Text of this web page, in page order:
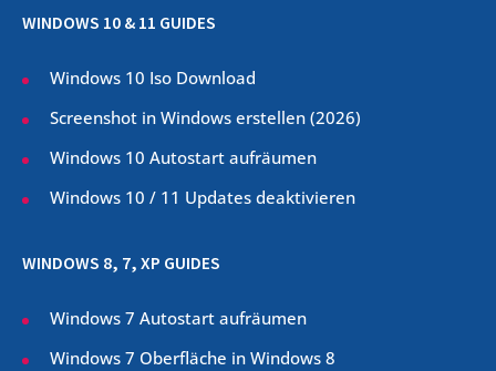
WINDOWS 10 & 11 GUIDES
Windows 10 Iso Download
Screenshot in Windows erstellen (2026)
Windows 10 Autostart aufräumen
Windows 10 / 11 Updates deaktivieren
WINDOWS 8, 7, XP GUIDES
Windows 7 Autostart aufräumen
Windows 7 Oberfläche in Windows 8